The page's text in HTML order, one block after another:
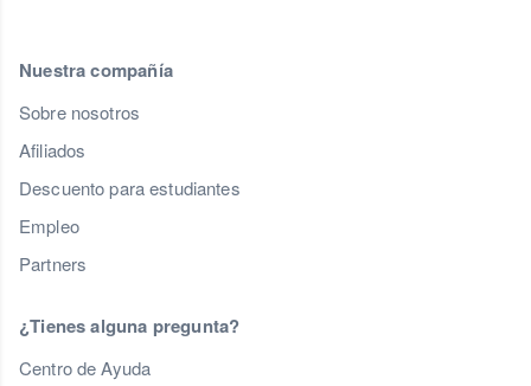
Nuestra compañía
Sobre nosotros
Afiliados
Descuento para estudiantes
Empleo
Partners
¿Tienes alguna pregunta?
Centro de Ayuda